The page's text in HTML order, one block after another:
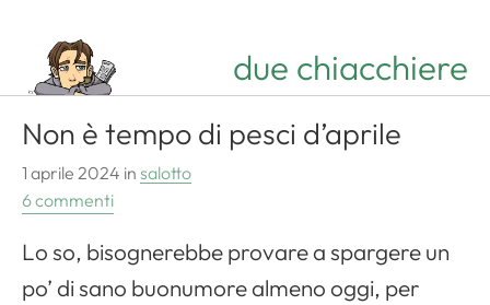
due chiacchiere
Non è tempo di pesci d’aprile
1 aprile 2024 in salotto
6 commenti
Lo so, bisognerebbe provare a spargere un
po’ di sano buonumore almeno oggi, per